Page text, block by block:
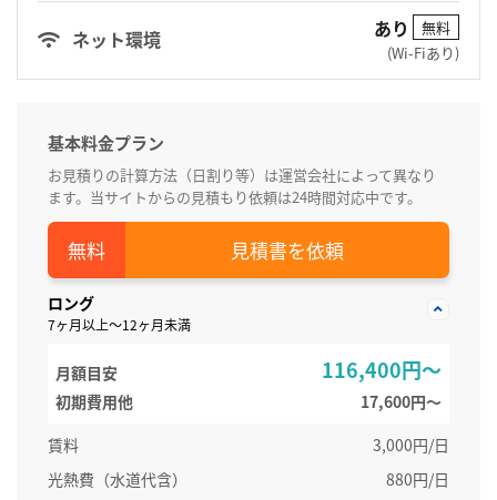
ネット環境 あり
無料
(Wi-Fiあり)
基本料金プラン
お見積りの計算方法（日割り等）は運営会社によって異なり
ます。当サイトからの見積もり依頼は24時間対応中です。
見積書を依頼
ロング
7ヶ月以上～12ヶ月未満
月額目安 116,400円～
初期費用他
17,600円〜
賃料
3,000円/日
光熱費（水道代含）
880円/日